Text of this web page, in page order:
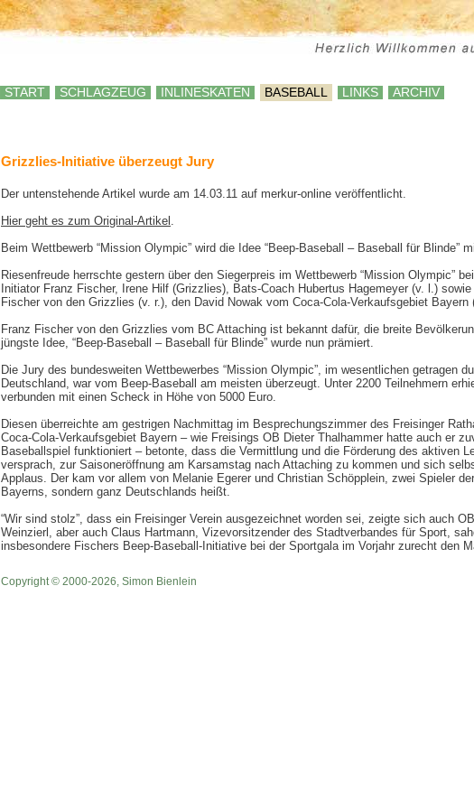
START SCHLAGZEUG INLINESKATEN BASEBALL LINKS ARCHIV
Grizzlies-Initiative überzeugt Jury
Der untenstehende Artikel wurde am 14.03.11 auf merkur-online veröffentlicht.
Hier geht es zum Original-Artikel .
Beim Wettbewerb “Mission Olympic” wird die Idee “Beep-Baseball – Baseball für Blinde”
Riesenfreude herrschte gestern über den Siegerpreis im Wettbewerb “Mission Olympic”
Initiator Franz Fischer, Irene Hilf (Grizzlies), Bats-Coach Hubertus Hagemeyer (v. l.)
Fischer von den Grizzlies (v. r.), den David Nowak vom Coca-Cola-Verkaufsgebiet Bayern
Franz Fischer von den Grizzlies vom BC Attaching ist bekannt dafür, die breite
jüngste Idee, “Beep-Baseball – Baseball für Blinde” wurde nun prämiert.
Die Jury des bundesweiten Wettbewerbes “Mission Olympic”, im wesentlichen getragen
Deutschland, war vom Beep-Baseball am meisten überzeugt. Unter 2200 Teilnehmern
verbunden mit einen Scheck in Höhe von 5000 Euro.
Diesen überreichte am gestrigen Nachmittag im Besprechungszimmer des Freisinger
Coca-Cola-Verkaufsgebiet Bayern – wie Freisings OB Dieter Thalhammer hatte auch er
Baseballspiel funktioniert – betonte, dass die Vermittlung und die Förderung des aktiven
versprach, zur Saisoneröffnung am Karsamstag nach Attaching zu kommen und sich
Applaus. Der kam vor allem von Melanie Egerer und Christian Schöpplein, zwei Spieler
Bayerns, sondern ganz Deutschlands heißt.
“Wir sind stolz”, dass ein Freisinger Verein ausgezeichnet worden sei, zeigte sich auch
Weinzierl, aber auch Claus Hartmann, Vizevorsitzender des Stadtverbandes für Sport,
insbesondere Fischers Beep-Baseball-Initiative bei der Sportgala im Vorjahr zurecht den
Copyright © 2000-2026, Simon Bienlein